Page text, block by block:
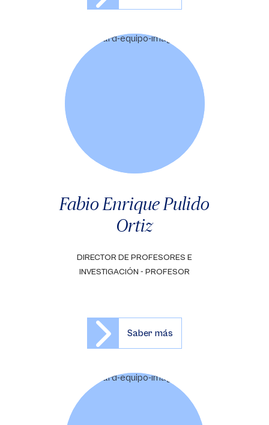
Fabio Enrique Pulido
Ortiz
DIRECTOR DE PROFESORES E
INVESTIGACIÓN - PROFESOR
Saber más